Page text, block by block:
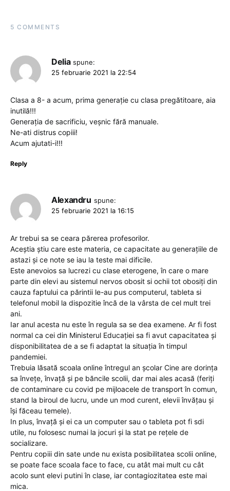
5 COMMENTS
Delia spune:
25 februarie 2021 la 22:54
Clasa a 8- a acum, prima generație cu clasa pregătitoare, aia
inutilă!!!
Generația de sacrificiu, veșnic fără manuale.
Ne-ati distrus copiii!
Acum ajutati-i!!!
Reply
Alexandru spune:
25 februarie 2021 la 16:15
Ar trebui sa se ceara părerea profesorilor.
Aceștia știu care este materia, ce capacitate au generațiile de
astazi și ce note se iau la teste mai dificile.
Este anevoios sa lucrezi cu clase eterogene, în care o mare
parte din elevi au sistemul nervos obosit si ochii tot obosiți din
cauza faptului ca părintii le-au pus computerul, tableta si
telefonul mobil la dispozitie încă de la vârsta de cel mult trei
ani.
Iar anul acesta nu este în regula sa se dea examene. Ar fi fost
normal ca cei din Ministerul Educației sa fi avut capacitatea și
disponibilitatea de a se fi adaptat la situația în timpul
pandemiei.
Trebuia lăsată scoala online întregul an școlar Cine are dorința
sa învețe, învață și pe băncile scolii, dar mai ales acasă (feriți
de contaminare cu covid pe mijloacele de transport în comun,
stand la biroul de lucru, unde un mod curent, elevii învățau și
își făceau temele).
In plus, învață și ei ca un computer sau o tableta pot fi sdi
utile, nu folosesc numai la jocuri și la stat pe rețele de
socializare.
Pentru copiii din sate unde nu exista posibilitatea scolii online,
se poate face scoala face to face, cu atât mai mult cu cât
acolo sunt elevi putini în clase, iar contagiozitatea este mai
mica.